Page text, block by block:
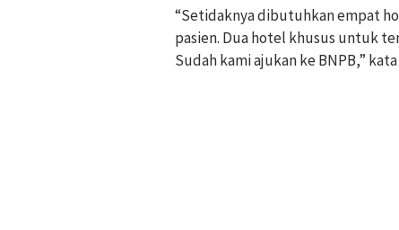
“Setidaknya dibutuhkan empat
pasien. Dua hotel khusus untuk
Sudah kami ajukan ke BNPB,”